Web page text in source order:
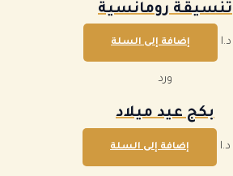
تنسيقة رومانسية
د.ا إضافة إلى السلة
ورد
بكج عيد ميلاد
د.ا إضافة إلى السلة